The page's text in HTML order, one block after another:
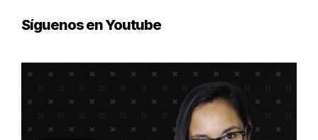
Síguenos en Youtube